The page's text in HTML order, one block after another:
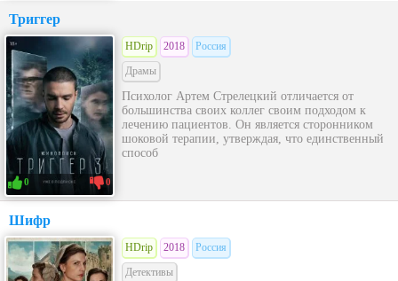
Триггер
0 0
HDrip 2018
Россия
Драмы
Психолог Артем Стрелецкий отличается от
большинства своих коллег своим подходом к
лечению пациентов. Он является сторонником
шоковой терапии, утверждая, что единственный
способ
Шифр
HDrip 2018
Россия
Детективы